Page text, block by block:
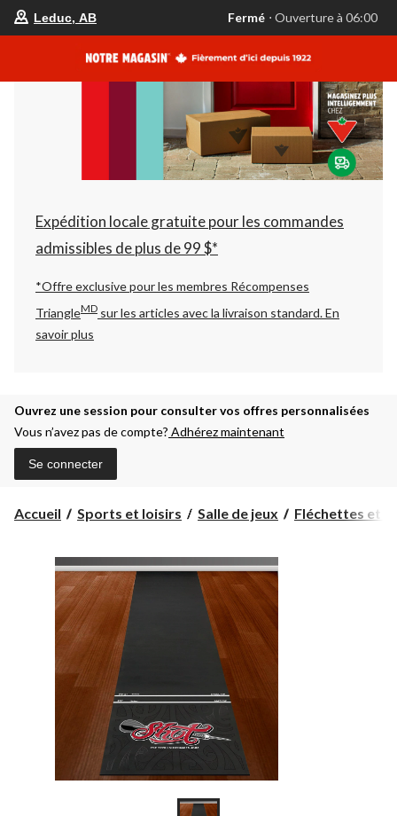
votre
est
AB,
Fermé,
Ouverture
à
06:00
changer
Leduc, AB Fermé ⋅ Ouverture à 06:00
Expédition locale gratuite pour les commandes
admissibles de plus de 99 $*
*Offre exclusive pour les membres Récompenses
TriangleMD sur les articles avec la livraison standard.En
savoir plus
Ouvrez une session pour consulter vos offres personnalisées
Vous n’avez pas de compte? Adhérez maintenant
Se connecter
Accueil Sports et loisirs Salle de jeux Fléchettes et